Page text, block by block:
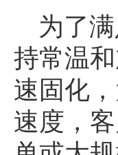
为了
持常温
速固化
速度，